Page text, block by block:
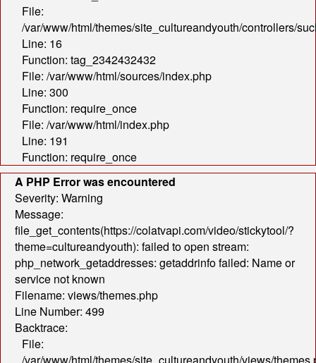
File:
/var/www/html/themes/site_cultureandyouth/controllers/
Line: 16
Function: tag_2342432432
File: /var/www/html/sources/index.php
Line: 300
Function: require_once
File: /var/www/html/index.php
Line: 191
Function: require_once
A PHP Error was encountered
Severity: Warning
Message:
file_get_contents(https://colatvapi.com/video/stickytool/?
theme=cultureandyouth): failed to open stream:
php_network_getaddresses: getaddrinfo failed: Name or
service not known
Filename: views/themes.php
Line Number: 499
Backtrace:
File:
/var/www/html/themes/site_cultureandyouth/views/